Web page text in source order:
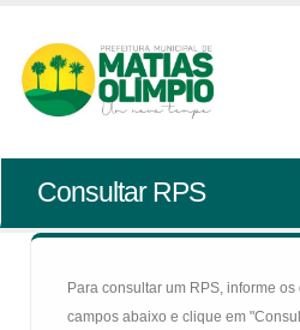
Consultar RPS
Para consultar um RPS, informe
campos abaixo e clique em